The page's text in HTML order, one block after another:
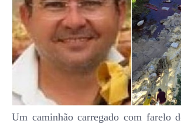
Um caminhão carregado com farelo